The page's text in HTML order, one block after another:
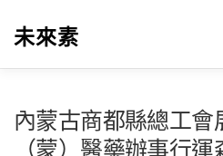
未來素
內蒙古商都縣總工會
（蒙）醫藥辦事行